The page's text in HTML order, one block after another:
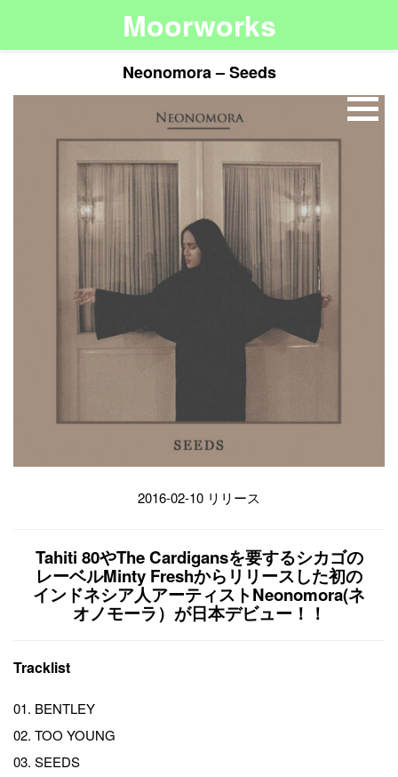
Moorworks
Neonomora – Seeds
2016-02-10 リリース
Tahiti 80やThe Cardigansを要するシカゴの
レーベルMinty Freshからリリースした初の
インドネシア人アーティストNeonomora(ネ
オノモーラ）が日本デビュー！！
Tracklist
01. BENTLEY
02. TOO YOUNG
03. SEEDS